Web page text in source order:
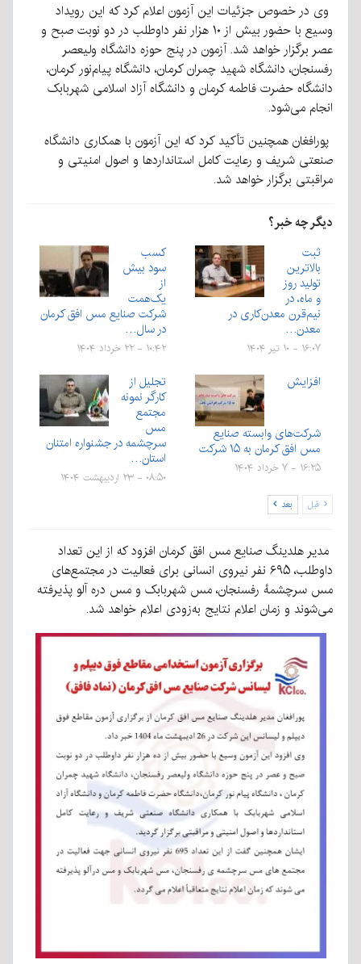
وی در خصوص جزئیات این آزمون اعلام کرد که این رویداد
وسیع با حضور بیش از ۱۰ هزار نفر داوطلب در دو نوبت صبح و
عصر برگزار خواهد شد. آزمون در پنج حوزه دانشگاه ولیعصر
رفسنجان، دانشگاه شهید چمران کرمان، دانشگاه پیام‌نور کرمان،
دانشگاه حضرت فاطمه کرمان و دانشگاه آزاد اسلامی شهربابک
انجام می‌شود.
پورافغان همچنین تأکید کرد که این آزمون با همکاری دانشگاه
صنعتی شریف و رعایت کامل استانداردها و اصول امنیتی و
مراقبتی برگزار خواهد شد.
دیگر چه خبر؟
ثبت
بالاترین
تولید روز
و ماه، در
نیم‌قرن معدن‌کاری در
معدن…
۱۶:۰۷ - ۱۰ تیر ۱۴۰۴
کسب
سود بیش
از
یک‌همت
شرکت صنایع مس افق کرمان
در سال…
۱۰:۴۲ - ۲۲ خرداد ۱۴۰۴
افزایش
شرکت‌های وابسته صنایع
مس افق کرمان به ۱۵ شرکت
۱۶:۲۵ - ۷ خرداد ۱۴۰۴
تجلیل از
کارگر نمونه
مجتمع
مس
سرچشمه در جشنواره امتنان
استان…
۰۸:۵۰ - ۲۳ اردیبهشت ۱۴۰۴
قبل بعد
مدیر هلدینگ صنایع مس افق کرمان افزود که از این تعداد
داوطلب، ۶۹۵ نفر نیروی انسانی برای فعالیت در مجتمع‌های
مس سرچشمهٔ رفسنجان، مس شهربابک و مس دره آلو پذیرفته
می‌شوند و زمان اعلام نتایج به‌زودی اعلام خواهد شد.